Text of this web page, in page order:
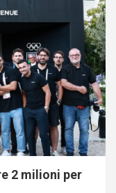
2 milioni per